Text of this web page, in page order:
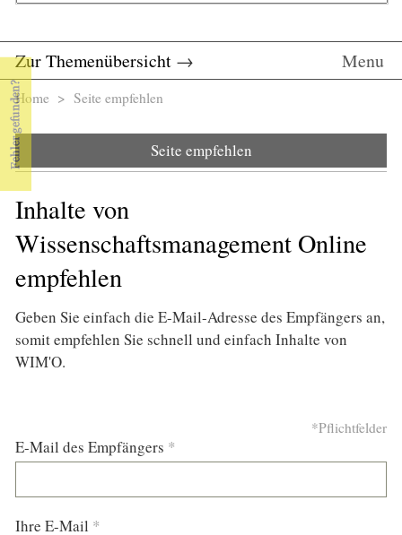
Zur Themenübersicht → Menu
Sie sind hier
Home > Seite empfehlen
Seite empfehlen
Inhalte von
Wissenschaftsmanagement Online
empfehlen
Geben Sie einfach die E-Mail-Adresse des Empfängers an,
somit empfehlen Sie schnell und einfach Inhalte von
WIM'O.
*Pflichtfelder
E-Mail des Empfängers *
Ihre E-Mail *